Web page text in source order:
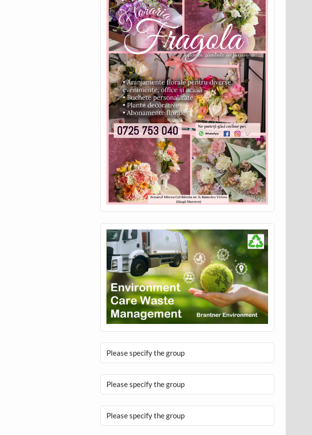
Please specify the group
Please specify the group
Please specify the group